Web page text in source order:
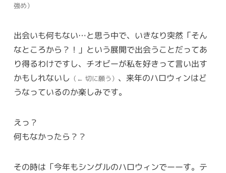
強め）
出会いも何もない…と思う中で、いきなり突然「そん
なところから？！」という展開で出会うことだってあ
り得るわけですし、チオビーが私を好きって言い出す
かもしれないし （← 切に願う） 、来年のハロウィンはど
うなっているのか楽しみです。
えっ？
何もなかったら？？
その時は「今年もシングルのハロウィンでーーす。テ